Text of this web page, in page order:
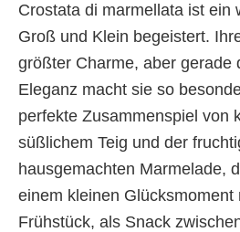
Crostata di marmellata ist ein
Groß und Klein begeistert.
größter Charme, aber gerade
Eleganz macht sie so
perfekte Zusammenspiel von
süßlichem Teig und der
hausgemachten Marmelade,
einem kleinen Glücksmoment
Frühstück, als Snack